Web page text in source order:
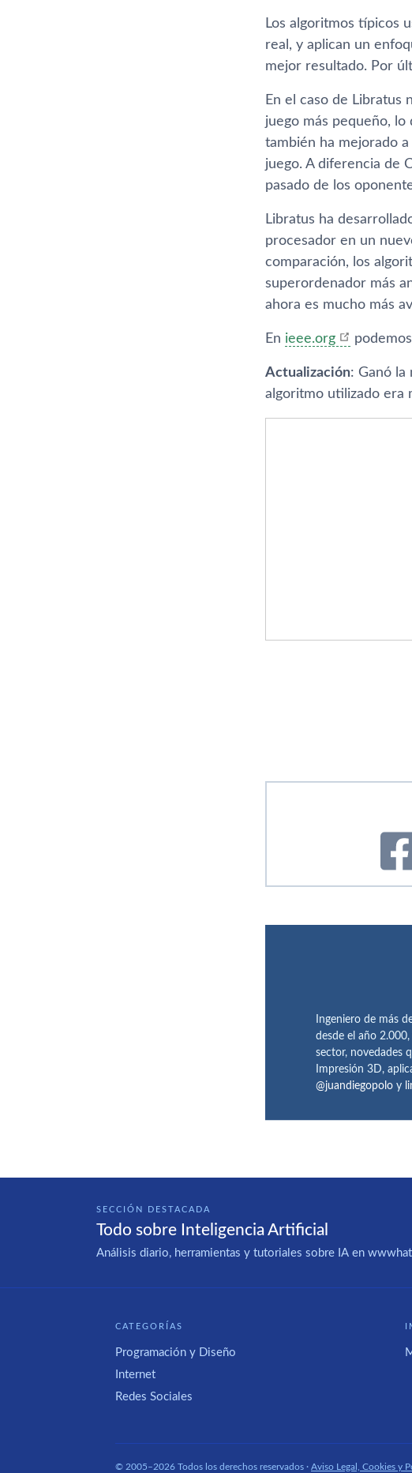
Los algoritmos tí­picos
real, y aplican un
mejor resultado. Por
En el caso de Libratus
juego más pequeño,
también ha mejorado
juego. A diferencia de
pasado de los
Libratus ha
procesador en un
comparación, los
superordenador más
ahora es mucho más
En ieee.org
Actualización: Ganó la
algoritmo utilizado era
Ingeniero de más
desde el año
sector, novedades
Impresión 3D,
@juandiegopolo y
SECCIÓN DESTACADA
Todo sobre Inteligencia Artificial
Análisis diario, herramientas y tutoriales sobre IA en
CATEGORÍAS
Programación y Diseño
Internet
Redes Sociales
© 2005–2026 Todos los derechos reservados · Aviso Legal, Cookies y